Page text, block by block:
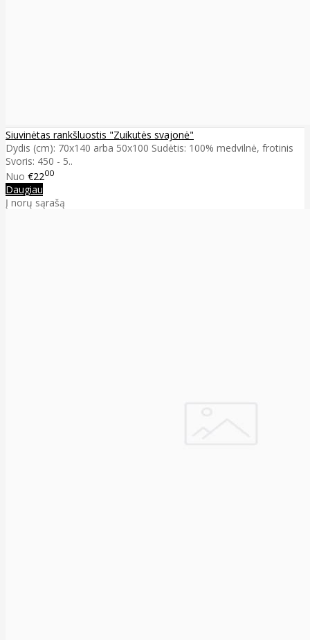
Siuvinėtas rankšluostis "Zuikutės svajonė"
Dydis (cm): 70x140 arba 50x100 Sudėtis: 100% medvilnė, frotinis
Svoris: 450 - 5..
Nuo €2200
Daugiau
Į norų sąrašą